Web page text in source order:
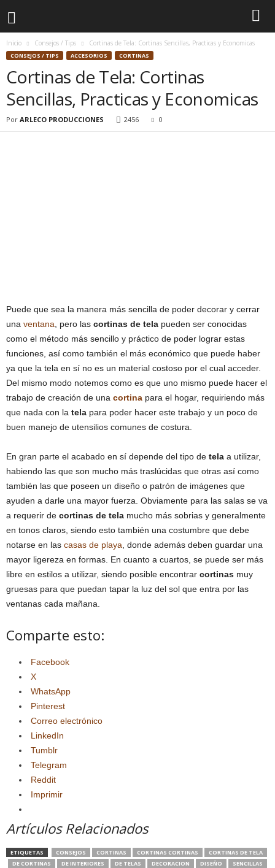
Inicio Consejos / Tips Cortinas de Tela: Cortinas Sencillas, Practicas y Economicas
CONSEJOS / TIPS ACCESORIOS CORTINAS
Cortinas de Tela: Cortinas
Sencillas, Practicas y Economicas
Por ARLECO PRODUCCIONES 2456 0
Puede que sea la manera más sencilla de poder decorar y cerrar
una ventana , pero las cortinas de tela pueden ser conocidas
como el método más sencillo y práctico de poder lograr estas
funciones, así como también el más económico que puede haber
ya que la tela en sí no es un material costoso por el cual acceder.
Del mismo modo notemos como es que uno mismo puede hacer el
trabajo de creación de una cortina para el hogar, requiriendo más
que nada con la tela para poder hacer este trabajo y un poco de
buen manejo de utensilios comunes de costura.
En gran parte el acabado en sí depende del tipo de tela a utilizar,
habiendo las que son mucho más traslúcidas que otras así como
también las que poseen un diseño o patrón de imágenes que
ayuden a darle una mayor fuerza. Obviamente para las salas se va
a requerir de cortinas de tela mucho más sobrias y generalmente
en tonos claros, siendo esto también una costumbre que debe
notarse en las casas de playa , donde además deben guardar una
mayor ligereza en formas. En cuanto a cuartos, se puede ser más
libre en estilos a utilizar, siendo posible encontrar cortinas muy
gruesas para que puedan tapar la luz del sol que entra por las
ventanas cada mañana.
Comparte esto:
Facebook
X
WhatsApp
Pinterest
Correo electrónico
LinkedIn
Tumblr
Telegram
Reddit
Imprimir
Artículos Relacionados
ETIQUETAS CONSEJOS CORTINAS CORTINAS CORTINAS
CORTINAS DE TELA
DE CORTINAS
DE INTERIORES DE TELAS DECORACION DISEÑO
SENCILLAS